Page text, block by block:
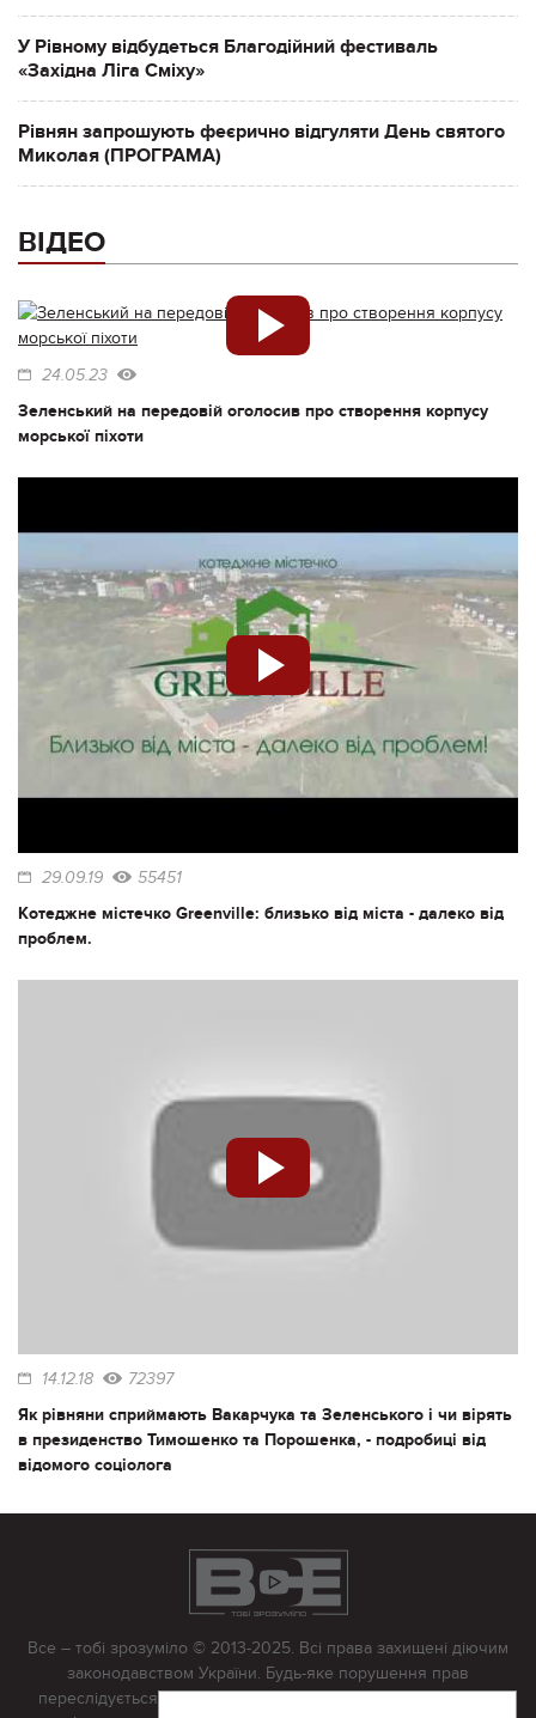
У Рівному відбудеться Благодійний фестиваль
«Західна Ліга Сміху»
Рівнян запрошують феєрично відгуляти День святого
Миколая (ПРОГРАМА)
ВІДЕО
24.05.23
Зеленський на передовій оголосив про створення корпусу
морської піхоти
29.09.19 55451
Котеджне містечко Greenville: близько від міста - далеко від
проблем.
14.12.18 72397
Як рівняни сприймають Вакарчука та Зеленського і чи вірять
в президенство Тимошенко та Порошенка, - подробиці від
відомого соціолога
Все – тобі зрозуміло © 2013-2025. Всі права захищені діючим
законодавством України. Будь-яке порушення прав
переслідується в судовому порядку. Будь-яке відтворення